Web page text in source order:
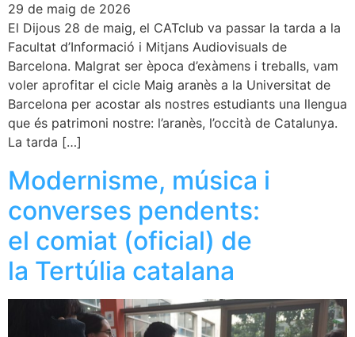
29 de maig de 2026
El Dijous 28 de maig, el CATclub va passar la tarda a la
Facultat d’Informació i Mitjans Audiovisuals de
Barcelona. Malgrat ser època d’exàmens i treballs, vam
voler aprofitar el cicle Maig aranès a la Universitat de
Barcelona per acostar als nostres estudiants una llengua
que és patrimoni nostre: l’aranès, l’occità de Catalunya.
La tarda […]
Modernisme, música i
converses pendents:
el comiat (oficial) de
la Tertúlia catalana